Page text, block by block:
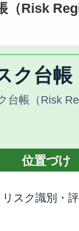
（Risk